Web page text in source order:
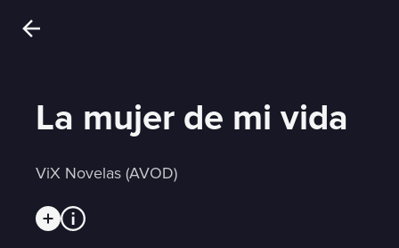
La mujer de mi vida
ViX Novelas (AVOD)